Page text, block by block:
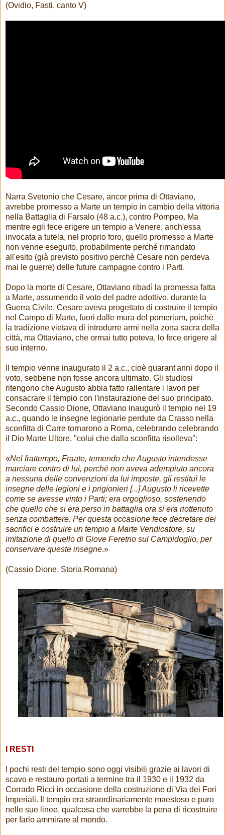
(Ovidio, Fasti, canto V)
Narra Svetonio che Cesare, ancor prima di Ottaviano,
avrebbe promesso a Marte un tempio in cambio della vittoria
nella Battaglia di Farsalo (48 a.c.), contro Pompeo. Ma
mentre egli fece erigere un tempio a Venere, anch'essa
invocata a tutela, nel proprio foro, quello promesso a Marte
non venne eseguito, probabilmente perché rimandato
all'esito (già previsto positivo perchè Cesare non perdeva
mai le guerre) delle future campagne contro i Parti.
Dopo la morte di Cesare, Ottaviano ribadì la promessa fatta
a Marte, assumendo il voto del padre adottivo, durante la
Guerra Civile. Cesare aveva progettato di costruire il tempio
nel Campo di Marte, fuori dalle mura del pomerium, poichè
la tradizione vietava di introdurre armi nella zona sacra della
città, ma Ottaviano, che ormai tutto poteva, lo fece erigere al
suo interno.
Il tempio venne inaugurato il 2 a.c., cioè quarant'anni dopo il
voto, sebbene non fosse ancora ultimato. Gli studiosi
ritengono che Augusto abbia fatto rallentare i lavori per
consacrare il tempio con l'instaurazione del suo principato.
Secondo Cassio Dione, Ottaviano inaugurò il tempio nel 19
a.c., quando le insegne legionarie perdute da Crasso nella
sconfitta di Carre tornarono a Roma, celebrando celebrando
il Dio Marte Ultore, "colui che dalla sconfitta risolleva":
«Nel frattempo, Fraate, temendo che Augusto intendesse
marciare contro di lui, perché non aveva adempiuto ancora
a nessuna delle convenzioni da lui imposte, gli restituì le
insegne delle legioni e i prigionieri [...] Augusto li ricevette
come se avesse vinto i Parti; era orgoglioso, sostenendo
che quello che si era perso in battaglia ora si era riottenuto
senza combattere. Per questa occasione fece decretare dei
sacrifici e costruire un tempio a Marte Vendicatore, su
imitazione di quello di Giove Feretrio sul Campidoglio, per
conservare queste insegne.»
(Cassio Dione, Storia Romana)
I RESTI
I pochi resti del tempio sono oggi visibili grazie ai lavori di
scavo e restauro portati a termine tra il 1930 e il 1932 da
Corrado Ricci in occasione della costruzione di Via dei Fori
Imperiali. Il tempio era straordinariamente maestoso e puro
nelle sue linee, qualcosa che varrebbe la pena di ricostruire
per farlo ammirare al mondo.